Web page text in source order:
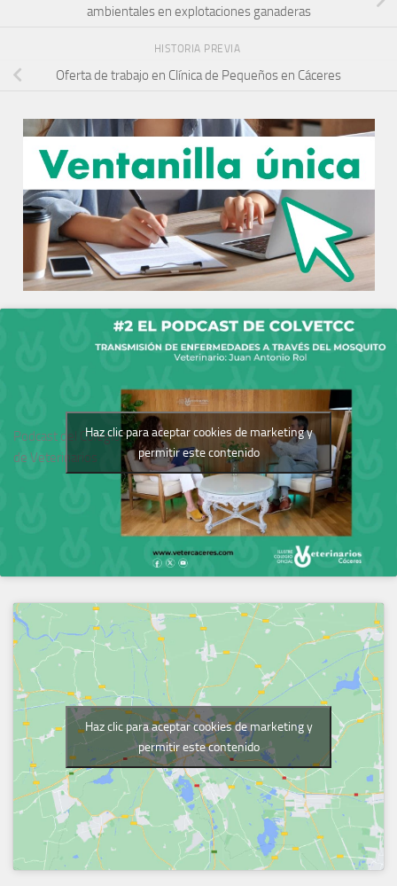
ambientales en explotaciones ganaderas
HISTORIA PREVIA
Oferta de trabajo en Clínica de Pequeños en Cáceres
Podcast del Colegio
de Veterinarios
Haz clic para aceptar cookies de marketing y
permitir este contenido
Haz clic para aceptar cookies de marketing y
permitir este contenido